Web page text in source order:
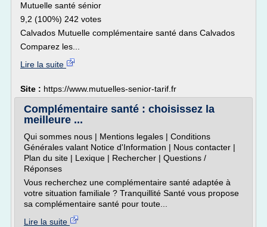
Mutuelle santé sénior
9,2 (100%) 242 votes
Calvados Mutuelle complémentaire santé dans Calvados
Comparez les...
Lire la suite
Site : https://www.mutuelles-senior-tarif.fr
Complémentaire santé : choisissez la
meilleure ...
Qui sommes nous | Mentions legales | Conditions
Générales valant Notice d'Information | Nous contacter |
Plan du site | Lexique | Rechercher | Questions /
Réponses
Vous recherchez une complémentaire santé adaptée à
votre situation familiale ? Tranquillité Santé vous propose
sa complémentaire santé pour toute...
Lire la suite